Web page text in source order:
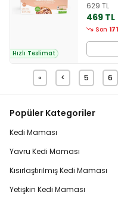
Hızlı Teslimat
629 TL
469 TL
Son 171
« < 5 6
Popüler Kategoriler
Kedi Maması
Yavru Kedi Maması
Kısırlaştırılmış Kedi Maması
Yetişkin Kedi Maması